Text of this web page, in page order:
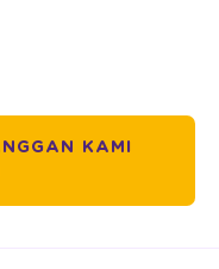
KAMI